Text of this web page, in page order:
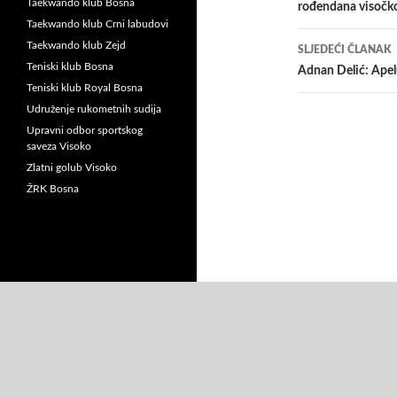
rođendana
SLJEDEĆI ČLANAK
Adnan Delić:
Taekwando klub Bosna
Taekwando klub Crni labudovi
Taekwando klub Zejd
Teniski klub Bosna
Teniski klub Royal Bosna
Udruženje rukometnih sudija
Upravni odbor sportskog
saveza Visoko
Zlatni golub Visoko
ŽRK Bosna